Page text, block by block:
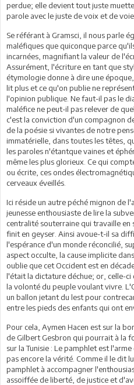
perdue; elle devient tout juste
parole avec le juste de voix et de
Se référant à Gramsci, il nous parle
maléfiques que quiconque parce
incarnées, magnifiant la valeur de
Assurément, l'écriture en tant que
étymologie donne à dire une
lit plus et ce qu'on publie ne
l'opinion publique. Ne faut-il pas le
maléfice ne peut-il pas relever de
c'est la conviction d'un compagnon
de la poésie si vivantes de notre
immatérielle, dans toutes les têtes,
les paroles n'étantque vaines et
même les plus glorieux. Ce qui
ou écrite, ces ondes
cerveaux éveillés.
Ici réside un autre péché mignon de
jeunesse enthousiaste de lire la
centralité souterraine qui travaille
finit en geyser. Ainsi avoue-t-il sa
l'espérance d'un monde réconcilié,
aspect occulte, la cause implicite
oublie que cet Occident est en
l'était la dictature déchue; or, celle-
la volonté du peuple voulant vivre.
un ballon jetant du lest pour
entre les pieds des enfants qui ont
Pour cela, Aymen Hacen est sur la
de Gilbert Gesbron qui pourrait à la
sur la Tunisie : Le pamphlet est
pas encore la vérité. Comme il le dit
pamphlet à accompagner
assoiffée de liberté, de justice et